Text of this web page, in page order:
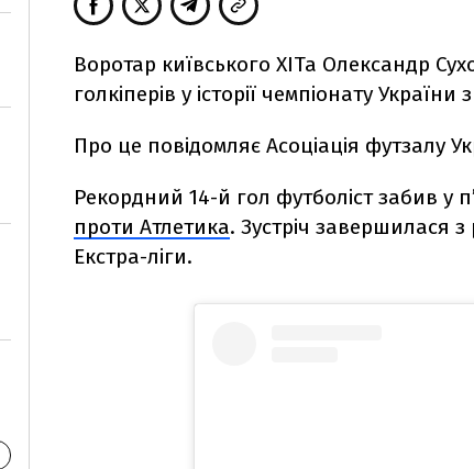
Воротар київського ХІТа Олександр
голкіперів у історії чемпіонату України
Про це повідомляє Асоціація футзалу
Рекордний 14-й гол футболіст забив у
проти Атлетика. Зустріч завершилася з
Екстра-ліги.